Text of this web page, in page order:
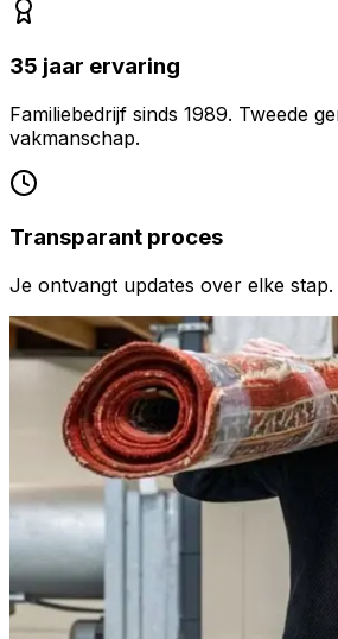
35 jaar ervaring
Familiebedrijf sinds 1989. Tweede
vakmanschap.
Transparant proces
Je ontvangt updates over elke stap.